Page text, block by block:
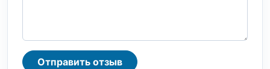
Отправить отзыв